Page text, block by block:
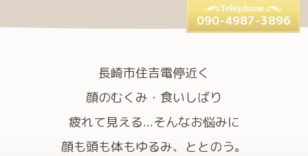
長崎市住吉電停近く
顔のむくみ・食いしばり
疲れて見える...そんなお悩みに
顔も頭も体もゆるみ、ととのう。
090-4987-3896